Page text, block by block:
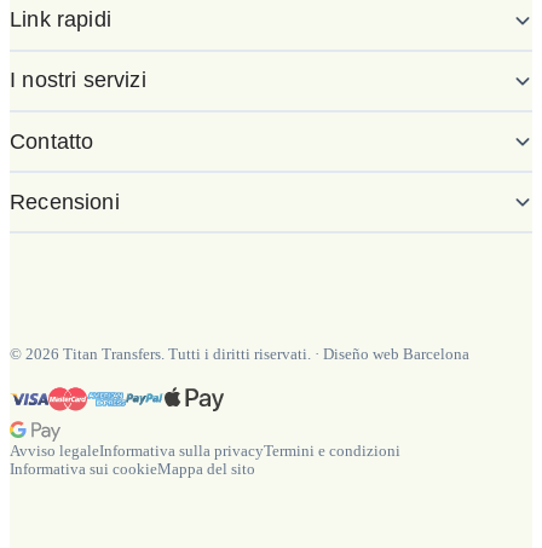
Link rapidi
I nostri servizi
Contatto
Recensioni
© 2026 Titan Transfers. Tutti i diritti riservati. · Diseño web Barcelona
Avviso legaleInformativa sulla privacyTermini e condizioni
Informativa sui cookieMappa del sito